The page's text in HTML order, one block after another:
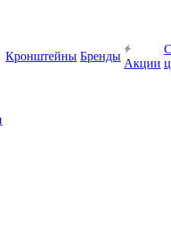
Кронштейны Бренды
Акции